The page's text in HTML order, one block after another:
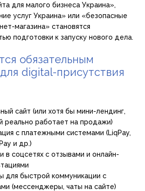
для малого бизнеса Украина»,
услуг Украина» или «безопасные
магазина» становятся
подготовки к запуску нового дела.
обязательным
digital-присутствия
сайт (или хотя бы мини-лендинг,
реально работает на продажи)
с платежными системами (LiqPay,
и др.)
в соцсетях с отзывами и онлайн-
для быстрой коммуникации с
(мессенджеры, чаты на сайте)